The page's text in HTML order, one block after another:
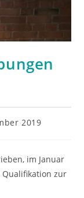
2019
im Januar
Qualifikation zur